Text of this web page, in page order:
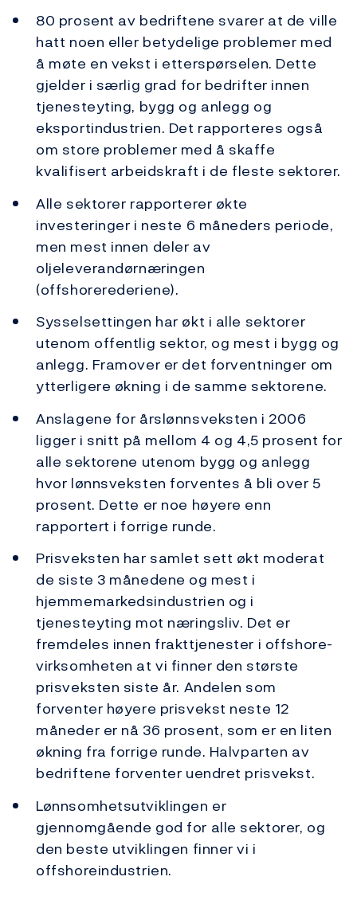
80 prosent av bedriftene svarer at de ville
hatt noen eller betydelige problemer med
å møte en vekst i etterspørselen. Dette
gjelder i særlig grad for bedrifter innen
tjenesteyting, bygg og anlegg og
eksportindustrien. Det rapporteres også
om store problemer med å skaffe
kvalifisert arbeidskraft i de fleste sektorer.
Alle sektorer rapporterer økte
investeringer i neste 6 måneders periode,
men mest innen deler av
oljeleverandørnæringen
(offshorerederiene).
Sysselsettingen har økt i alle sektorer
utenom offentlig sektor, og mest i bygg og
anlegg. Framover er det forventninger om
ytterligere økning i de samme sektorene.
Anslagene for årslønnsveksten i 2006
ligger i snitt på mellom 4 og 4,5 prosent for
alle sektorene utenom bygg og anlegg
hvor lønnsveksten forventes å bli over 5
prosent. Dette er noe høyere enn
rapportert i forrige runde.
Prisveksten har samlet sett økt moderat
de siste 3 månedene og mest i
hjemmemarkedsindustrien og i
tjenesteyting mot næringsliv. Det er
fremdeles innen frakttjenester i offshore-
virksomheten at vi finner den største
prisveksten siste år. Andelen som
forventer høyere prisvekst neste 12
måneder er nå 36 prosent, som er en liten
økning fra forrige runde. Halvparten av
bedriftene forventer uendret prisvekst.
Lønnsomhetsutviklingen er
gjennomgående god for alle sektorer, og
den beste utviklingen finner vi i
offshoreindustrien.